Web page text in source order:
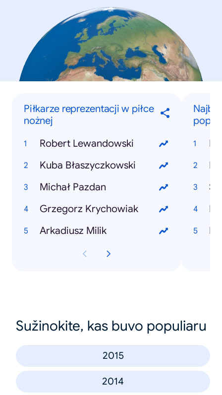
Piłkarze reprezentacji w piłce
nożnej
Robert Lewandowski
Kuba Błaszyczkowski
Michał Pazdan
Grzegorz Krychowiak
Arkadiusz Milik
Sužinokite, kas buvo populiaru
2015
2014